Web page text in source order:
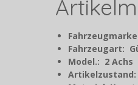
Fahrzeugart:
Model.: 2 Achs